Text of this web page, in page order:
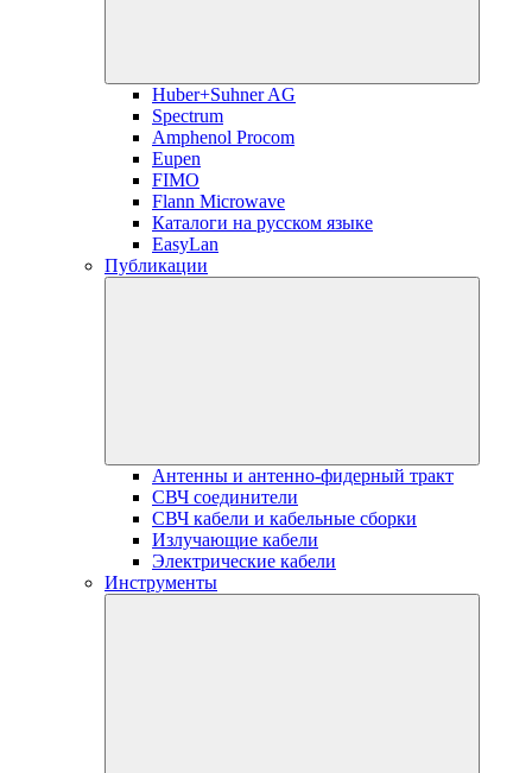
Huber+Suhner AG
Spectrum
Amphenol Procom
Eupen
FIMO
Flann Microwave
Каталоги на русском языке
EasyLan
Публикации
Антенны и антенно-фидерный тракт
СВЧ соединители
СВЧ кабели и кабельные сборки
Излучающие кабели
Электрические кабели
Инструменты